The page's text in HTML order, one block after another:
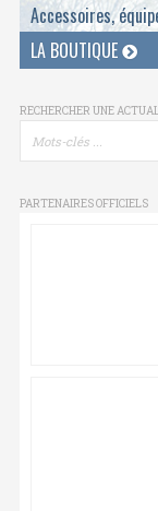
Accessoires,
LA BOUTIQUE
RECHERCHER UNE
PARTENAIRES OFFICIELS